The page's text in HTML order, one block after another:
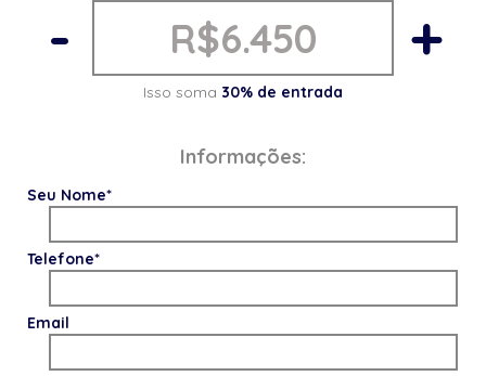
- +
Isso soma 30% de entrada
Informações:
Seu Nome*
Telefone*
Email